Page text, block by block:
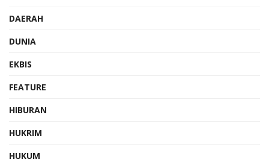
DAERAH
DUNIA
EKBIS
FEATURE
HIBURAN
HUKRIM
HUKUM